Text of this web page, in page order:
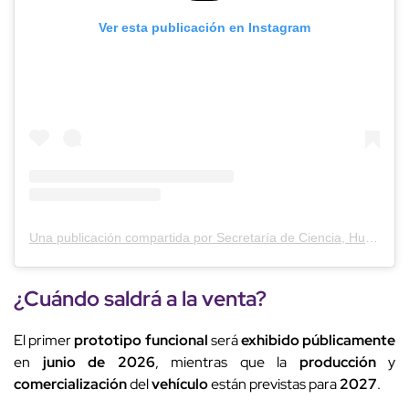
Ver esta publicación en Instagram
¿Cuándo saldrá a la venta?
El primerprototipo funcionalseráexhibido públicamente
en junio de 2026, mientras que la produccióny
comercializacióndelvehículoestán previstas para2027.